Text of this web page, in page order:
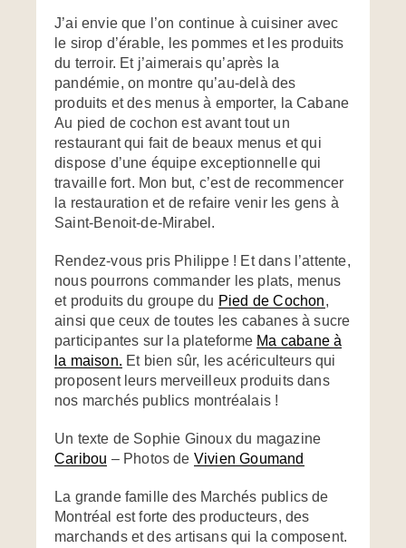
J’ai envie que l’on continue à cuisiner avec
le sirop d’érable, les pommes et les produits
du terroir. Et j’aimerais qu’après la
pandémie, on montre qu’au-delà des
produits et des menus à emporter, la Cabane
Au pied de cochon est avant tout un
restaurant qui fait de beaux menus et qui
dispose d’une équipe exceptionnelle qui
travaille fort. Mon but, c’est de recommencer
la restauration et de refaire venir les gens à
Saint-Benoit-de-Mirabel.
Rendez-vous pris Philippe ! Et dans l’attente,
nous pourrons commander les plats, menus
et produits du groupe du Pied de Cochon,
ainsi que ceux de toutes les cabanes à sucre
participantes sur la plateforme Ma cabane à
la maison. Et bien sûr, les acériculteurs qui
proposent leurs merveilleux produits dans
nos marchés publics montréalais !
Un texte de Sophie Ginoux du magazine
Caribou – Photos de Vivien Goumand
La grande famille des Marchés publics de
Montréal est forte des producteurs, des
marchands et des artisans qui la composent.